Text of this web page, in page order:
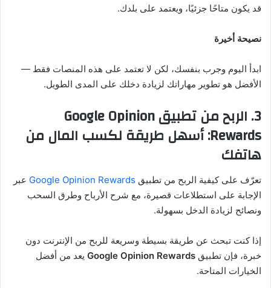
قد يكون متاحًا جزئيًا، ويعتمد على بلدك.
نصيحة أخيرة
ابدأ اليوم وجرب بنفسك، لكن لا تعتمد على هذه المنصات فقط —
الأفضل هو تطوير مهاراتك لزيادة دخلك على المدى الطويل.
3. الربح من تطبيق Google Opinion
Rewards: أسهل طريقة لكسب المال من
هاتفك
تعرّف على كيفية الربح من تطبيق Google Opinion Rewards عبر
الإجابة على استطلاعات قصيرة، مع شرح الأرباح وطرق السحب
ونصائح لزيادة الدخل بسهولة.
إذا كنت تبحث عن طريقة بسيطة وسريعة للربح من الإنترنت دون
خبرة، فإن تطبيق Google Opinion Rewards يعد من أفضل
الخيارات المتاحة.